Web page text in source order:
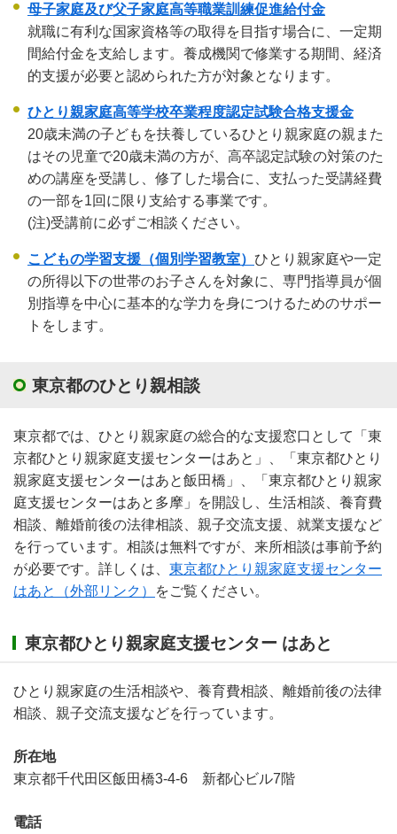
母子家庭及び父子家庭高等職業訓練促進給付金
就職に有利な国家資格等の取得を目指す場合に、一定期
間給付金を支給します。養成機関で修業する期間、経済
的支援が必要と認められた方が対象となります。
ひとり親家庭高等学校卒業程度認定試験合格支援金
20歳未満の子どもを扶養しているひとり親家庭の親また
はその児童で20歳未満の方が、高卒認定試験の対策のた
めの講座を受講し、修了した場合に、支払った受講経費
の一部を1回に限り支給する事業です。
(注)受講前に必ずご相談ください。
こどもの学習支援（個別学習教室） ひとり親家庭や一定
の所得以下の世帯のお子さんを対象に、専門指導員が個
別指導を中心に基本的な学力を身につけるためのサポー
トをします。
東京都のひとり親相談
東京都では、ひとり親家庭の総合的な支援窓口として「東
京都ひとり親家庭支援センターはあと」、「東京都ひとり
親家庭支援センターはあと飯田橋」、「東京都ひとり親家
庭支援センターはあと多摩」を開設し、生活相談、養育費
相談、離婚前後の法律相談、親子交流支援、就業支援など
を行っています。相談は無料ですが、来所相談は事前予約
が必要です。詳しくは、 東京都ひとり親家庭支援センター
はあと（外部リンク）
をご覧ください。
東京都ひとり親家庭支援センター はあと
ひとり親家庭の生活相談や、養育費相談、離婚前後の法律
相談、親子交流支援などを行っています。
所在地
東京都千代田区飯田橋3-4-6 新都心ビル7階
電話